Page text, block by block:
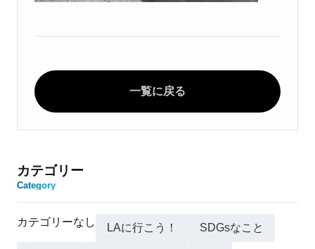
一覧に戻る
カテゴリー
Category
カテゴリーなし LAに行こう！ SDGsなこと